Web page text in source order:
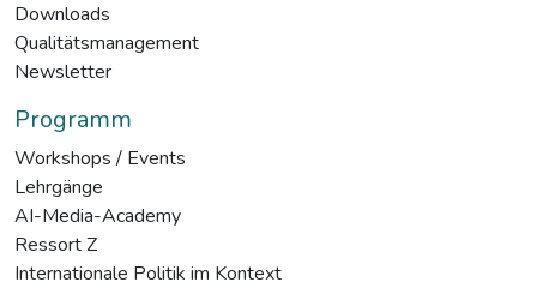
Downloads
Qualitätsmanagement
Newsletter
Programm
Workshops / Events
Lehrgänge
AI-Media-Academy
Ressort Z
Internationale Politik im Kontext